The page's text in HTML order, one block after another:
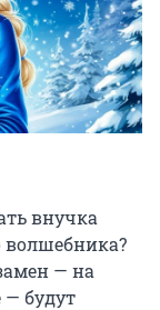
внучка
волшебника?
— на
— будут